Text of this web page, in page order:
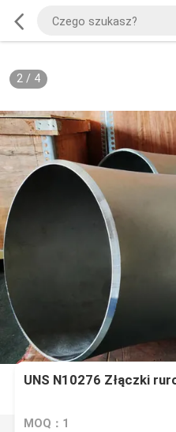
2/ 4
UNS N10276 Złączki
MOQ：1